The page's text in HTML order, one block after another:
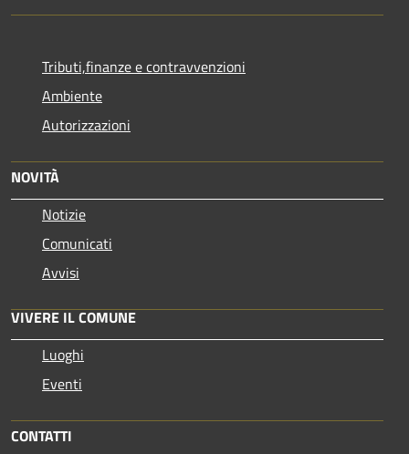
Tributi,finanze e contravvenzioni
Ambiente
Autorizzazioni
NOVITÀ
Notizie
Comunicati
Avvisi
VIVERE IL COMUNE
Luoghi
Eventi
CONTATTI